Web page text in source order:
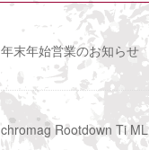
年末年始営業のお知らせ
chromag Rootdown Ti ML